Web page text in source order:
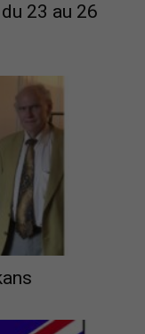
23 au 26